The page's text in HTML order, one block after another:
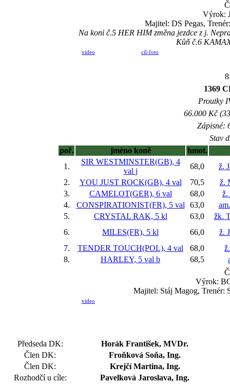
Výrok:
Majitel: DS Pegas,
Na koni č.5 HER HIM změna jezdce z j.
Kůň č.6
video cíl-foto
1369
Proutky
66.000 Kč
Zápisné:
Stav
poř.
jméno koně
hmot.
1.
SIR WESTMINSTER(GB), 4
val j
68,0
ž.
2.
YOU JUST ROCK(GB), 4 val 70,5
ž.
3.
CAMELOT(GER), 6 val 68,0
ž.
4.
CONSPIRATIONIST(FR), 5 val 63,0
5.
CRYSTAL RAK, 5 kl 63,0
žk.
6.
MILES(FR), 5 kl 66,0
ž.
7.
TENDER TOUCH(POL), 4 val 68,0
8.
HARLEY, 5 val b 68,5
Výrok:
Majitel: Stáj Magog, Trenér:
video
Předseda DK:
Horák František, MVDr.
Člen DK:
Froňková Soňa, Ing.
Člen DK:
Krejčí Martina, Ing.
Rozhodčí u cíle:
Pavelková Jaroslava, Ing.